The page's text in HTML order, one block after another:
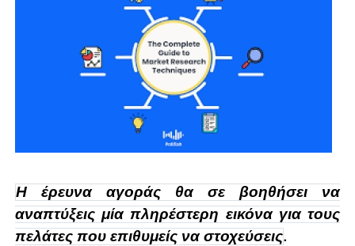
Η έρευνα αγοράς θα σε βοηθήσει να
αναπτύξεις μία πληρέστερη εικόνα για τους
πελάτες που επιθυμείς να στοχεύσεις.